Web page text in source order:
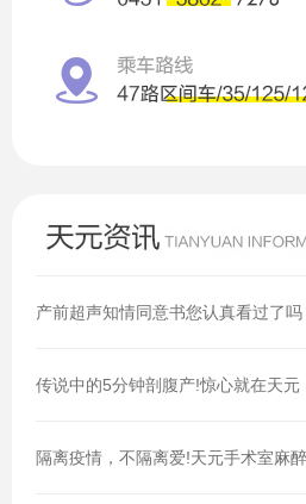
产前超声知情同意书您认真看过了吗
传说中的5分钟剖腹产!惊心就在天元
隔离疫情，不隔离爱!天元手术室麻